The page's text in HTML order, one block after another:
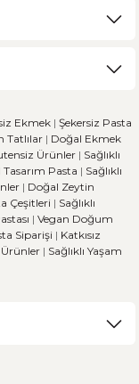
trendinin
önemli bir yere
Ekmek | Şekersiz Pasta
Tatlılar | Doğal Ekmek
Ürünler | Sağlıklı
Tasarım Pasta | Sağlıklı
| Doğal Zeytin
Çeşitleri | Sağlıklı
| Vegan Doğum
Siparişi | Katkısız
Ürünler | Sağlıklı Yaşam